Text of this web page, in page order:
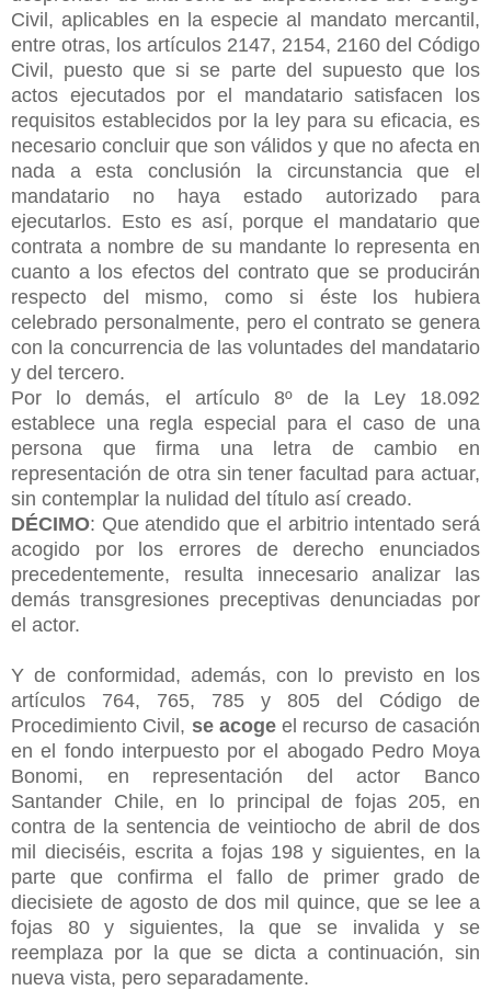
Civil, aplicables en la especie al mandato mercantil,
entre otras, los artículos 2147, 2154, 2160 del Código
Civil, puesto que si se parte del supuesto que los
actos ejecutados por el mandatario satisfacen los
requisitos establecidos por la ley para su eficacia, es
necesario concluir que son válidos y que no afecta en
nada a esta conclusión la circunstancia que el
mandatario no haya estado autorizado para
ejecutarlos. Esto es así, porque el mandatario que
contrata a nombre de su mandante lo representa en
cuanto a los efectos del contrato que se producirán
respecto del mismo, como si éste los hubiera
celebrado personalmente, pero el contrato se genera
con la concurrencia de las voluntades del mandatario
y del tercero.
Por lo demás, el artículo 8º de la Ley 18.092
establece una regla especial para el caso de una
persona que firma una letra de cambio en
representación de otra sin tener facultad para actuar,
sin contemplar la nulidad del título así creado.
DÉCIMO: Que atendido que el arbitrio intentado será
acogido por los errores de derecho enunciados
precedentemente, resulta innecesario analizar las
demás transgresiones preceptivas denunciadas por
el actor.
Y de conformidad, además, con lo previsto en los
artículos 764, 765, 785 y 805 del Código de
Procedimiento Civil, se acogeel recurso de casación
en el fondo interpuesto por el abogado Pedro Moya
Bonomi, en representación del actor Banco
Santander Chile, en lo principal de fojas 205, en
contra de la sentencia de veintiocho de abril de dos
mil dieciséis, escrita a fojas 198 y siguientes, en la
parte que confirma el fallo de primer grado de
diecisiete de agosto de dos mil quince, que se lee a
fojas 80 y siguientes, la que se invalida y se
reemplaza por la que se dicta a continuación, sin
nueva vista, pero separadamente.